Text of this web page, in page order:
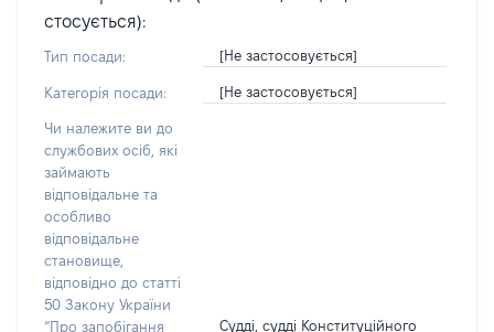
стосується):
Тип посади: [Не застосовується]
Категорія посади: [Не застосовується]
Чи належите ви до
службових осіб, які
займають
відповідальне та
особливо
відповідальне
становище,
відповідно до статті
50 Закону України
“Про запобігання
Судді, судді Конституційного